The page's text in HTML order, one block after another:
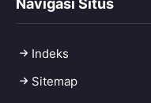
Navigasi Situs
Indeks
Sitemap